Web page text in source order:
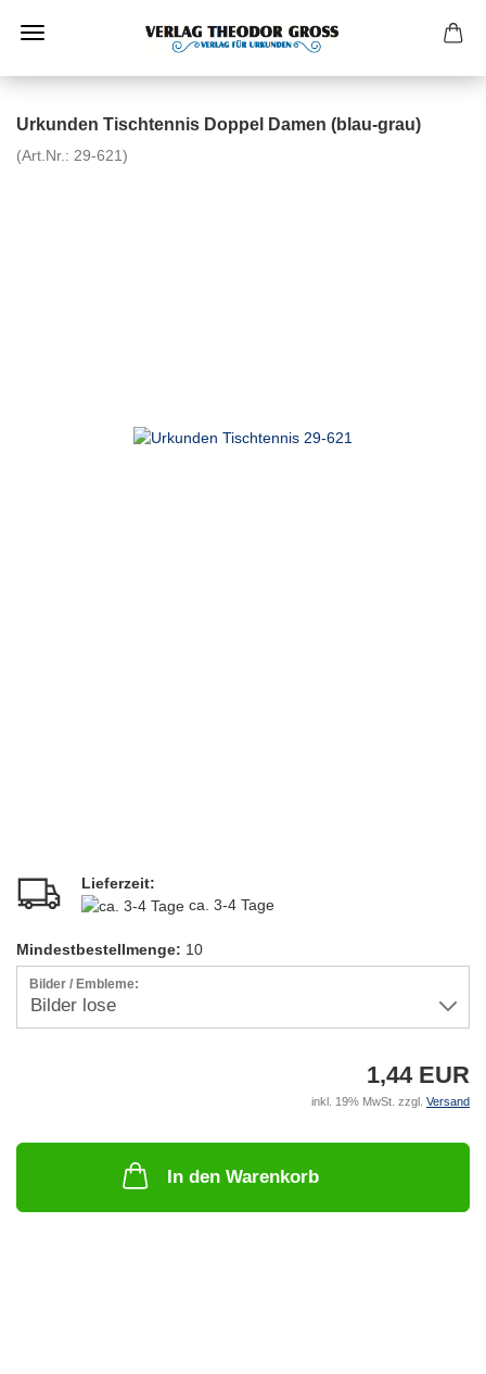
Urkunden Tischtennis Doppel Damen (blau-grau)
(Art.Nr.: 29-621)
Lieferzeit:
ca. 3-4 Tage
Mindestbestellmenge: 10
Bilder / Embleme:
1,44 EUR
inkl. 19% MwSt. zzgl. Versand
In den Warenkorb